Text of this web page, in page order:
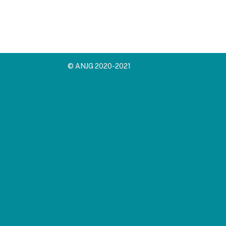
© ANJG 2020-2021